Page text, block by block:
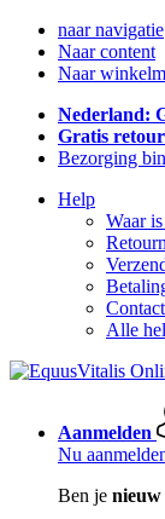
naar navigatie
Naar content
Naar
Nederland:
Gratis
Bezorging
Help
Waar
Contact
Alle
Aanmelden
Nu
Ben je nieuw